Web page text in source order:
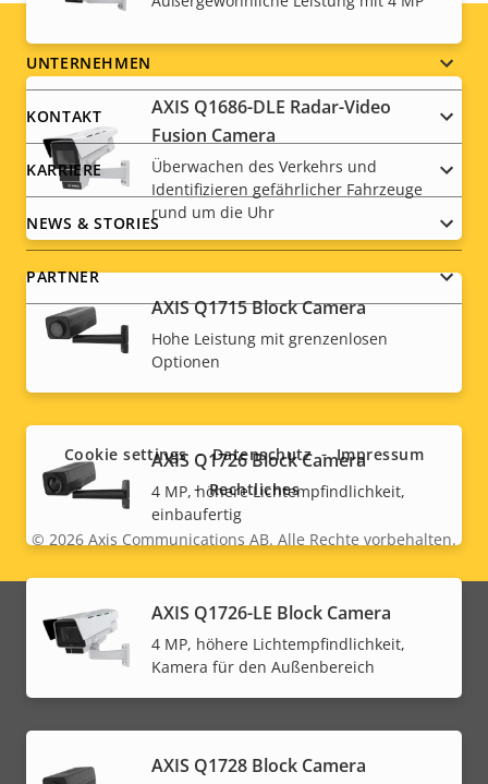
AXIS Q1686-DLE Radar-Video
Fusion Camera
Überwachen des Verkehrs und
Identifizieren gefährlicher Fahrzeuge
rund um die Uhr
AXIS Q1715 Block Camera
Hohe Leistung mit grenzenlosen
Optionen
AXIS Q1726 Block Camera
4 MP, höhere Lichtempfindlichkeit,
einbaufertig
AXIS Q1726-LE Block Camera
4 MP, höhere Lichtempfindlichkeit,
Kamera für den Außenbereich
AXIS Q1728 Block Camera
Footer
menu
UNTERNEHMEN
KONTAKT
KARRIERE
NEWS & STORIES
PARTNER
Social
menu
Legal
menu
© 2026 Axis Communications AB. Alle Rechte vorbehalten.
Cookie settings Datenschutz
Impressum
Rechtliches